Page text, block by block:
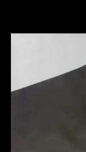
進一步篩選